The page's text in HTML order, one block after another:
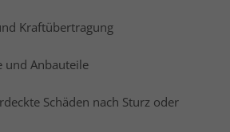
Kraftübertragung
und Anbauteile
Schäden nach Sturz oder